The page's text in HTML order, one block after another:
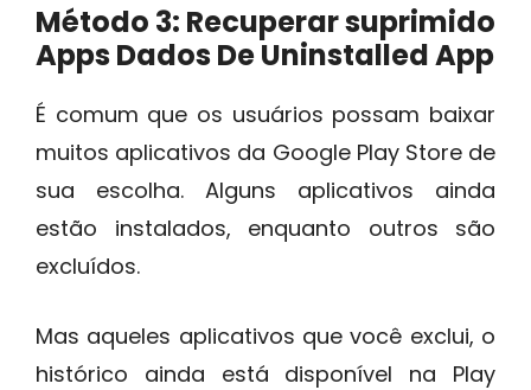
Método 3: Recuperar suprimido
Apps Dados De Uninstalled App
É comum que os usuários possam baixar
muitos aplicativos da Google Play Store de
sua escolha. Alguns aplicativos ainda
estão instalados, enquanto outros são
excluídos.
Mas aqueles aplicativos que você exclui, o
histórico ainda está disponível na Play